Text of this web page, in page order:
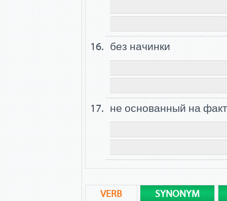
без начинки
не основанный на
VERB SYNONYM